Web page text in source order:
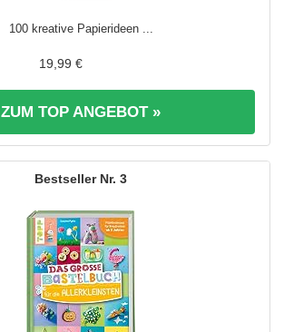
100 kreative Papierideen ...
19,99 €
ZUM TOP ANGEBOT »
3